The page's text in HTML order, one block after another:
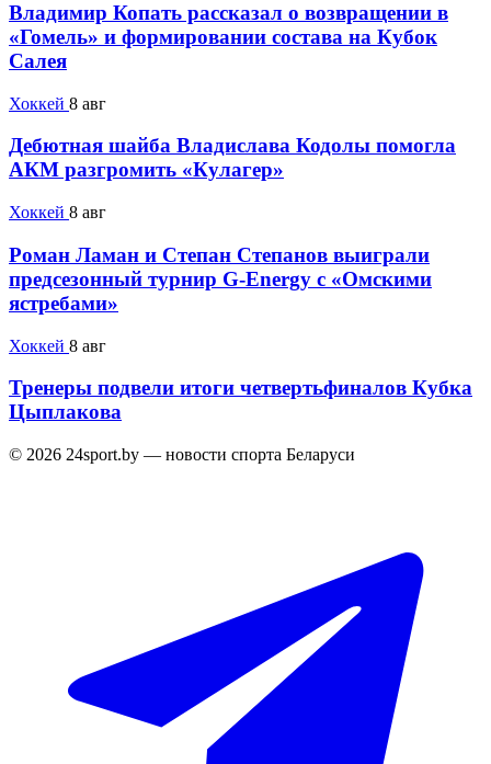
Владимир Копать рассказал о возвращении в
«Гомель» и формировании состава на Кубок
Салея
Хоккей 8 авг
Дебютная шайба Владислава Кодолы помогла
АКМ разгромить «Кулагер»
Хоккей 8 авг
Роман Ламан и Степан Степанов выиграли
предсезонный турнир G-Energy с «Омскими
ястребами»
Хоккей 8 авг
Тренеры подвели итоги четвертьфиналов Кубка
Цыплакова
© 2026 24sport.by — новости спорта Беларуси